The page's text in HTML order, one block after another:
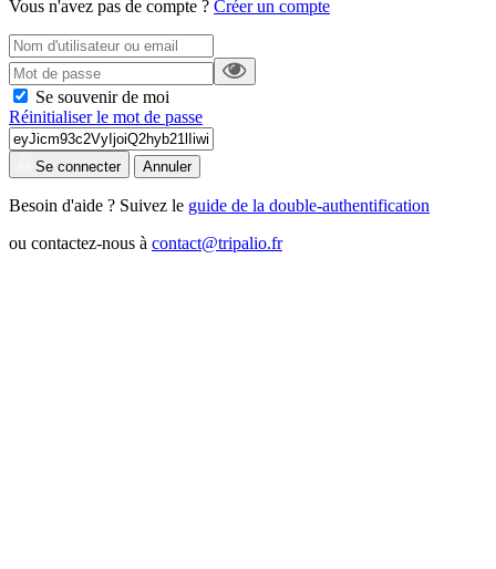
Vous n'avez pas de compte ? Créer un compte
Se souvenir de moi
Réinitialiser le mot de passe
Se connecter Annuler
Besoin d'aide ? Suivez le guide de la double-authentification
ou contactez-nous à contact@tripalio.fr